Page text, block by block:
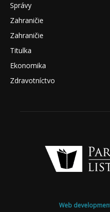
Správy
Zahraničie
Zahraničie
Titulka
Ekonomika
Zdravotníctvo
Web